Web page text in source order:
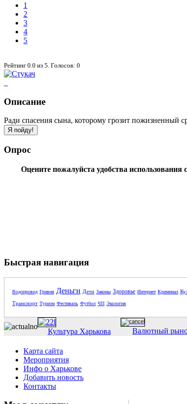
1
2
3
4
5
Рейтинг 0.0 из 5 . Голосов: 0
Описание
Ради спасения сына, которому грозит пожизненный
Опрос
Оцените пожалуйста удобства использования
Быстрая навигация
Водопровод Гривня Деньги Дети Законы Здоровье Интернет Криминал
Транспорт Туризм Фестиваль Футбол ЧП Экология
Культура Харькова Валютный
Карта сайта
Мероприятия
Инфо о Харькове
Добавить новость
Контакты